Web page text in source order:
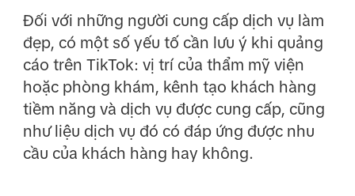
Đối với những người cung cấp dịch vụ làm
đẹp, có một số yếu tố cần lưu ý khi quảng
cáo trên TikTok: vị trí của thẩm mỹ viện
hoặc phòng khám, kênh tạo khách hàng
tiềm năng và dịch vụ được cung cấp, cũng
như liệu dịch vụ đó có đáp ứng được nhu
cầu của khách hàng hay không.